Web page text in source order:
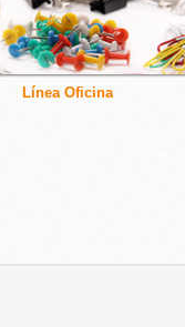
Línea Oficina